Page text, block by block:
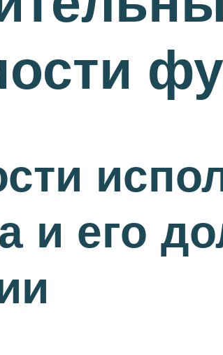
и его